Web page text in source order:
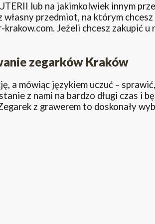
lub na jakimkolwiek innym
przedmiot, na którym
Jeżeli chcesz zakupić
zegarków Kraków
a mówiąc językiem uczuć –
z nami na bardzo długi czas i
z grawerem to doskonały